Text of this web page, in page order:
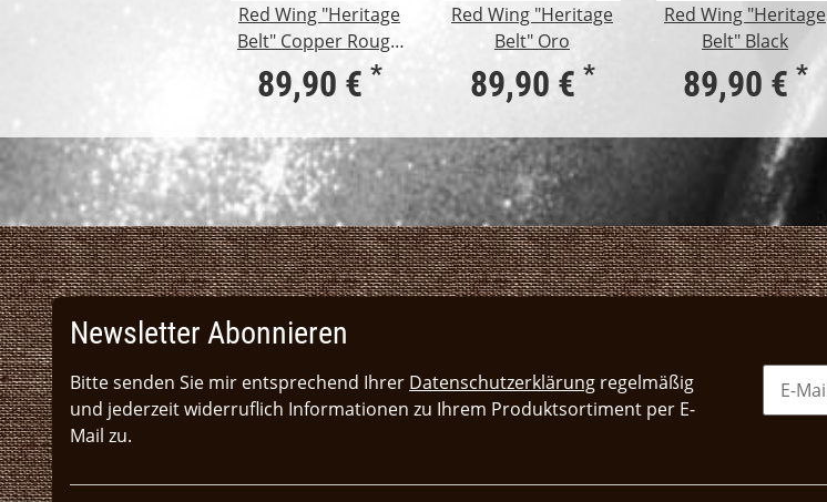
Red Wing "Heritage
Belt" Copper Rough
& Tough
89,90 € *
Red Wing "Heritage
Belt" Oro
89,90 € *
Red Wing "Heritage
Belt" Black
89,90 € *
Newsletter Abonnieren
Bitte senden Sie mir entsprechend Ihrer Datenschutzerklärung regelmäßig
und jederzeit widerruflich Informationen zu Ihrem Produktsortiment per E-
Mail zu.